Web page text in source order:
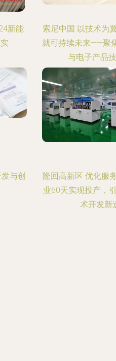
新能
索尼中国 以技术为
就可持续未来——聚
与电子产品
与创
隆回高新区 优化服
业60天实现投产，
术开发新